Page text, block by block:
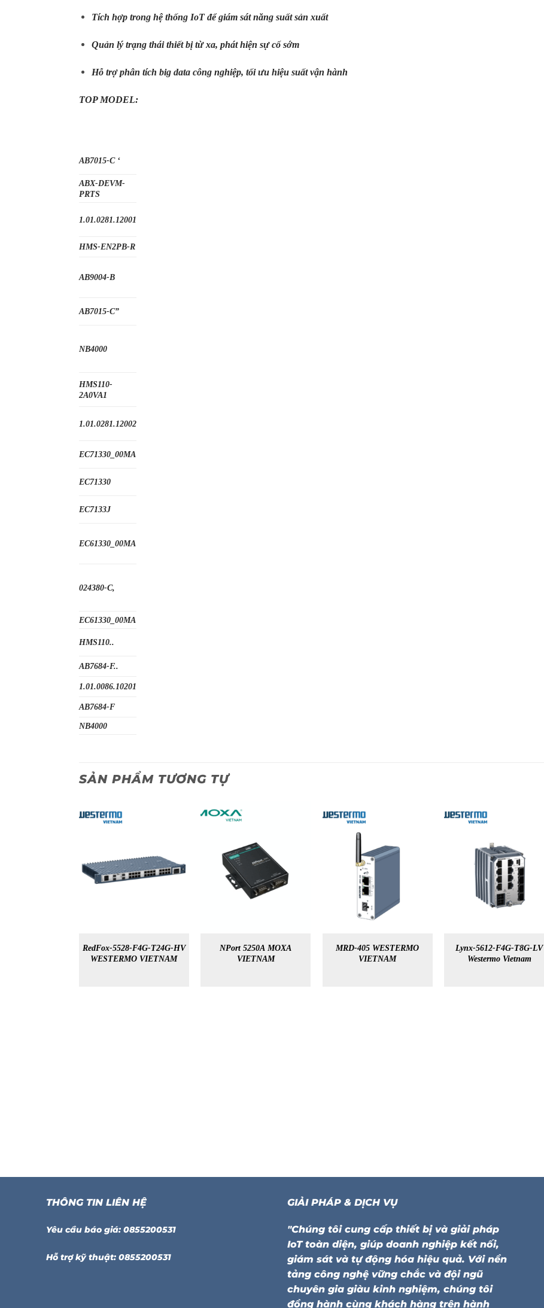
Tích hợp trong hệ thống IoT để giám sát năng suất sản xuất
Quản lý trạng thái thiết bị từ xa, phát hiện sự cố sớm
Hỗ trợ phân tích big data công nghiệp, tối ưu hiệu suất vận hành
TOP MODEL:
AB7015-C ‘
ABX-DEVM-
PRTS
1.01.0281.12001
HMS-EN2PB-R
AB9004-B
AB7015-C”
NB4000
HMS110-
2A0VA1
1.01.0281.12002
EC71330_00MA
EC71330
EC7133J
EC61330_00MA
024380-C,
EC61330_00MA
HMS110..
AB7684-F..
1.01.0086.10201
AB7684-F
NB4000
SẢN PHẨM TƯƠNG TỰ
RedFox-5528-F4G-T24G-HV
WESTERMO VIETNAM
NPort 5250A MOXA
VIETNAM
MRD-405 WESTERMO
VIETNAM
Lynx-5612-F4G-T8G-LV
Westermo Vietnam
THÔNG TIN LIÊN HỆ
Yêu cầu báo giá: 0855200531
Hỗ trợ kỹ thuật: 0855200531
GIẢI PHÁP & DỊCH VỤ
"Chúng tôi cung cấp thiết bị và giải pháp
IoT toàn diện, giúp doanh nghiệp kết nối,
giám sát và tự động hóa hiệu quả. Với nền
tảng công nghệ vững chắc và đội ngũ
chuyên gia giàu kinh nghiệm, chúng tôi
đồng hành cùng khách hàng trên hành